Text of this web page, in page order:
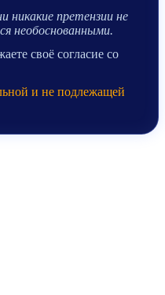
никакие претензии не
необоснованными.
своё согласие со
и не подлежащей